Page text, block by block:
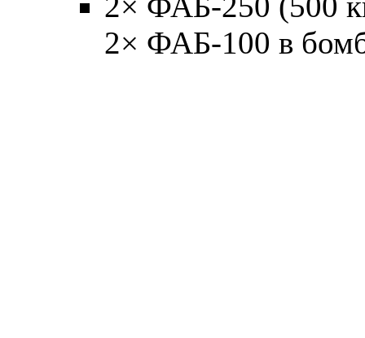
2× ФАБ-100 в